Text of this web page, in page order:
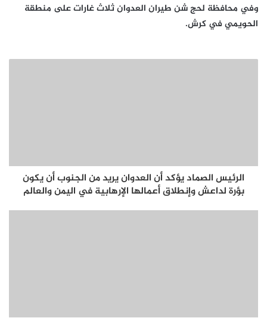
وفي محافظة لحج شن طيران العدوان ثلاث غارات على منطقة
الحويمي في كرش.
الرئيس الصماد يؤكد أن العدوان يريد من الجنوب أن يكون
بؤرة لداعش وإنطلاق أعمالها الإرهابية في اليمن والعالم